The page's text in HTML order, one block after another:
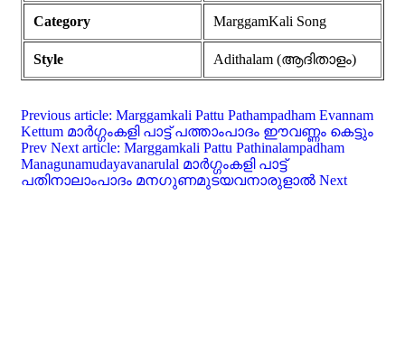
Category MarggamKali Song
Style Adithalam (ആദിതാളം)
Previous article: Marggamkali Pattu Pathampadham Evannam
Kettum മാർഗ്ഗംകളി പാട്ട് പത്താംപാദം ഈവണ്ണം കെട്ടും
Prev Next article: Marggamkali Pattu Pathinalampadham
Managunamudayavanarulal മാർഗ്ഗംകളി പാട്ട്
പതിനാലാംപാദം മനഗുണമുടയവനാരുളാൽ Next